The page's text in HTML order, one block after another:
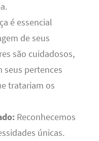
é essencial
de seus
são cuidadosos,
seus pertences
tratariam os
Reconhecemos
únicas.